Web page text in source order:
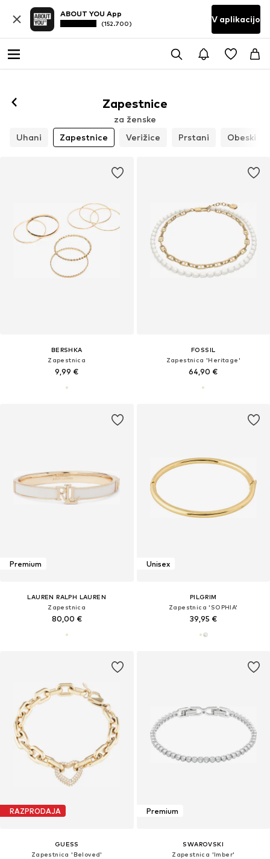
ABOUT YOU App
(152.700) V aplikacijo
Zapestnice
za ženske
Uhani
Zapestnice Verižice Prstani Obeski
BERSHKA
Zapestnica
9,99 €
FOSSIL
Zapestnica 'Heritage'
64,90 €
Premium
LAUREN RALPH LAUREN
Zapestnica
80,00 €
Unisex
PILGRIM
Zapestnica 'SOPHIA'
39,95 €
RAZPRODAJA
GUESS
Zapestnica 'Beloved'
Premium
SWAROVSKI
Zapestnica 'Imber'